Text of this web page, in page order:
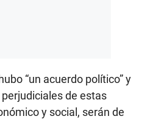
“un acuerdo político” y
de estas
y social, serán de